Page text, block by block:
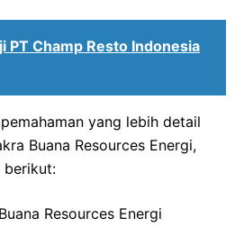
PT Champ Resto Indonesia
yang lebih detail
Buana Resources Energi,
berikut:
Resources Energi